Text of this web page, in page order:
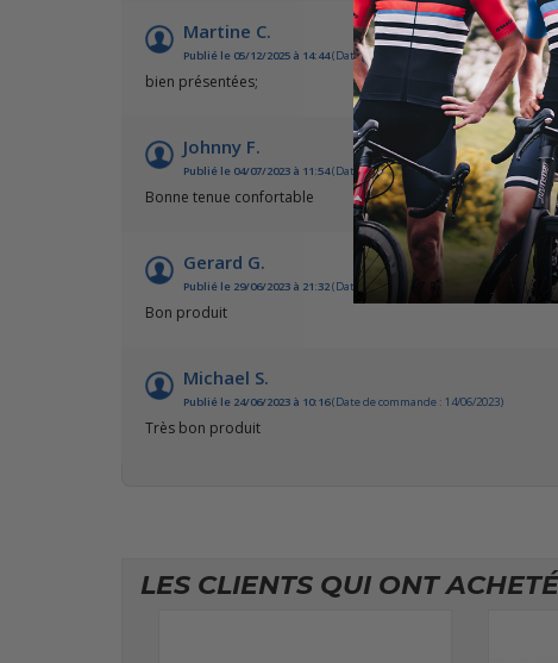
Martine C.
Publié le 05/12/2025 à 14:44(Date de commande : 21/11/2025)
bien présentées;
Johnny F.
Publié le 04/07/2023 à 11:54(Date de commande : 25/06/2023)
Bonne tenue confortable
Gerard G.
Publié le 29/06/2023 à 21:32(Date de commande : 14/06/2023)
Bon produit
Michael S.
Publié le 24/06/2023 à 10:16(Date de commande : 14/06/2023)
Très bon produit
LES CLIENTS QUI ONT